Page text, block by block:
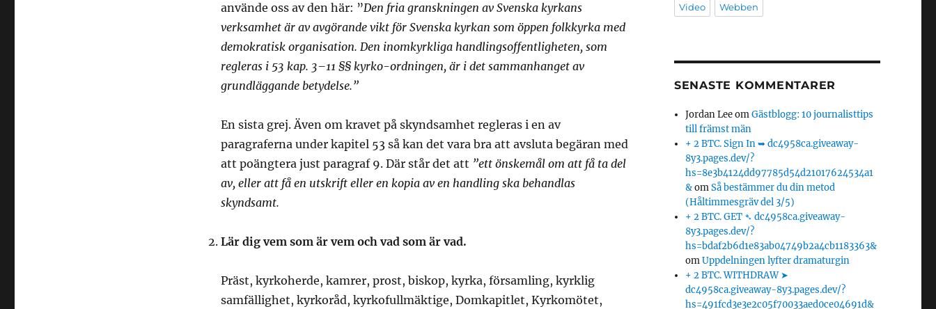
använde oss av den här: ”Den fria granskningen av Svenska kyrkans
verksamhet är av avgörande vikt för Svenska kyrkan som öppen folkkyrka med
demokratisk organisation. Den inomkyrkliga handlingsoffentligheten, som
regleras i 53 kap. 3–11 §§ kyrko-ordningen, är i det sammanhanget av
grundläggande betydelse.”
En sista grej. Även om kravet på skyndsamhet regleras i en av
paragraferna under kapitel 53 så kan det vara bra att avsluta begäran med
att poängtera just paragraf 9. Där står det att ”ett önskemål om att få ta del
av, eller att få en utskrift eller en kopia av en handling ska behandlas
skyndsamt.
Lär dig vem som är vem och vad som är vad.
Präst, kyrkoherde, kamrer, prost, biskop, kyrka, församling, kyrklig
samfällighet, kyrkoråd, kyrkofullmäktige, Domkapitlet, Kyrkomötet,
Video Webben
SENASTE KOMMENTARER
Jordan LeeomGästblogg: 10 journalisttips
till främst män
+ 2 BTC. Sign In ➥ dc4958ca.giveaway-
8y3.pages.dev/?
hs=8e3b4124dd97785d54d21017624534a1
&omSå bestämmer du din metod
(Håltimmesgräv del 3/5)
+ 2 BTC. GET ➴ dc4958ca.giveaway-
8y3.pages.dev/?
hs=bdaf2b6d1e83ab04749b2a4cb1183363&
omUppdelningen lyfter dramaturgin
+ 2 BTC. WITHDRAW ➤
dc4958ca.giveaway-8y3.pages.dev/?
hs=491fcd3e3e2c05f70033aed0ce04691d&